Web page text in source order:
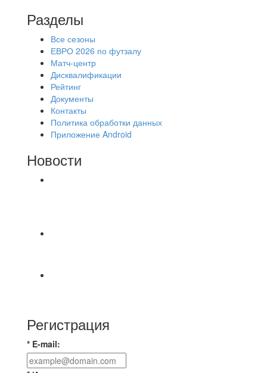
Разделы
Все сезоны
ЕВРО 2026 по футзалу
Матч-центр
Дисквалификации
Рейтинг
Документы
Контакты
Политика обработки данных
Приложение Android
Новости
Регистрация
* E-mail: